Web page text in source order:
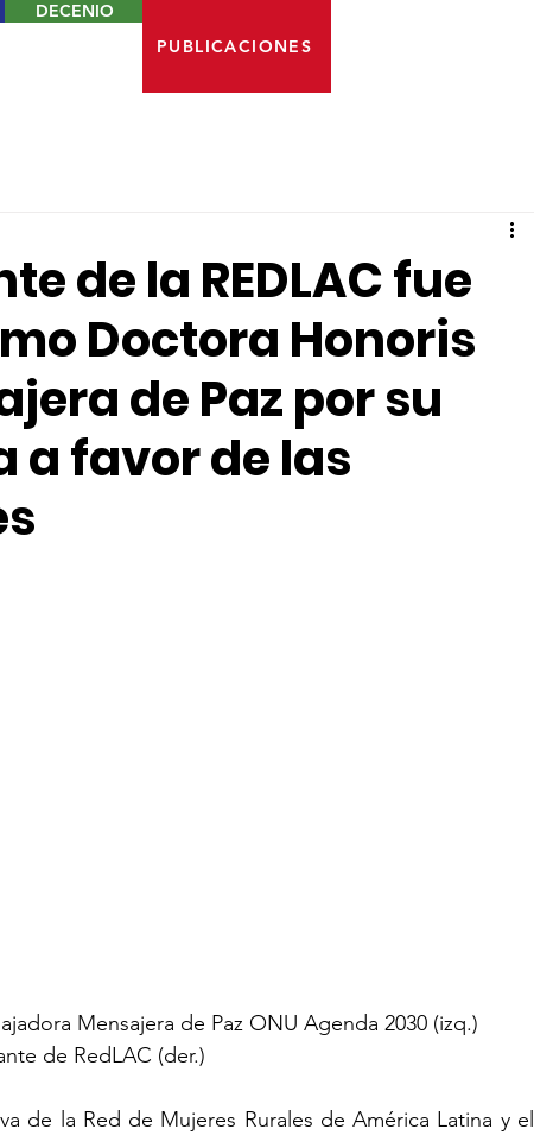
DECENIO
PUBLICACIONES
de la REDLAC fue
Doctora Honoris
de Paz por su
a favor de las
Mensajera de Paz ONU Agenda 2030 (izq.)
de RedLAC (der.)
de la Red de Mujeres Rurales de América Latina y el